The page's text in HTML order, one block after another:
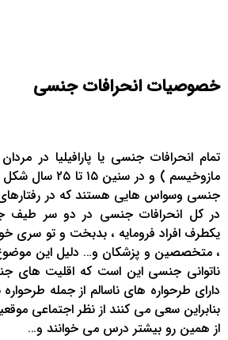
خصوصیات انحرافات جنسی
تمام انحرافات جنسی یا پارافیلیا در
مازوخیسم ) و در
جنسی وسواس هایی هستند که در
در کل انحرافات جنسی در دو سر طیف
یکطرف افراد فرومایه ، بدبخت و تو سری
، متخصصین و پزشکان و… دلیل این
ناتوانی جنسی این است که اقلیت های
دارای طرحواره های ناسالم از جمله
بنابراین سعی می کنند از نظر اجتماعی
از همین رو بیشتر درس می خوانند و…